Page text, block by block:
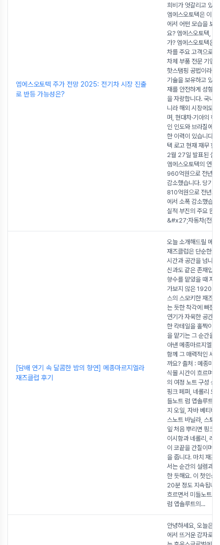
엠에스오토텍 주가 전망 2025: 전기차 시장 진출
로 반등 가능성은?
희비가 엇갈리고 있
엠에스오토텍은 이
에서 어떤 모습을 보
요? 엠에스오토텍, 어
가? 엠에스오토텍은
차를 주요 고객으로
차체 부품 전문 기업
핫스탬핑 공법이라는
기술을 보유하고 있
재를 안전하게 성형
을 자랑합니다. 국내
니라 해외 시장에도
며, 현대차·기아의 해
인 인도와 브라질에
한 이력이 있습니다.
텍 로고 현재 재무
2월 27일 발표된 실
엠에스오토텍의 연결
960억원으로 전년
감소했습니다. 당기순
810억원으로 전년
에서 소폭 감소했습
실적 부진의 주요 원
&#x27;자동차(전기
[담배 연기 속 달콤한 밤의 향연] 메종마르지엘라
재즈클럽 후기
오늘 소개해드릴 메
재즈클럽은 단순한
시간과 공간을 넘나
신과도 같은 존재입
향수를 맡았을 때 저
가보지 않은 1920년
스의 스모키한 재즈
는 듯한 착각에 빠졌
연기가 자욱한 공간
한 칵테일을 홀짝이
을 맡기는 그 순간을
아낸 메종마르지엘라
함께 그 매력적인 세
까요? 출처 : 메종마
식몰 시간이 흐르며
의 여정 노트 구성 성
핑크 페퍼, 네롤리 오
들노트 럼 앱솔루트,
지 오일, 자바 베티버
스노트 바닐라, 스토
잎 처음 뿌리면 핑크
이시함과 네롤리, 레
이 코끝을 간질이며
을 줍니다. 마치 재즈
서는 순간의 설렘과
한 듯해요. 이 첫인상
20분 정도 지속됩니
흐르면서 미들노트로
럼 앱솔루트의 ...
안녕하세요, 오늘은
에서 뜨거운 감자로